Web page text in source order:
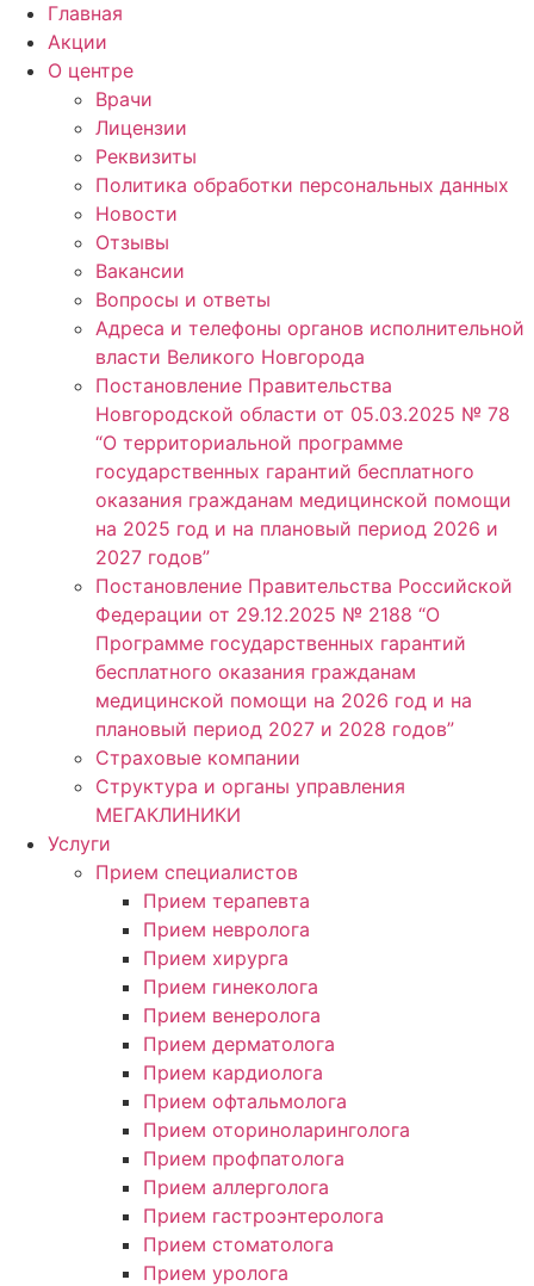
Главная
Акции
О центре
Врачи
Лицензии
Реквизиты
Политика обработки персональных данных
Новости
Отзывы
Вакансии
Вопросы и ответы
Адреса и телефоны органов исполнительной
власти Великого Новгорода
Постановление Правительства
Новгородской области от 05.03.2025 № 78
“О территориальной программе
государственных гарантий бесплатного
оказания гражданам медицинской помощи
на 2025 год и на плановый период 2026 и
2027 годов”
Постановление Правительства Российской
Федерации от 29.12.2025 № 2188 “О
Программе государственных гарантий
бесплатного оказания гражданам
медицинской помощи на 2026 год и на
плановый период 2027 и 2028 годов”
Страховые компании
Структура и органы управления
МЕГАКЛИНИКИ
Услуги
Прием специалистов
Прием терапевта
Прием невролога
Прием хирурга
Прием гинеколога
Прием венеролога
Прием дерматолога
Прием кардиолога
Прием офтальмолога
Прием оториноларинголога
Прием профпатолога
Прием аллерголога
Прием гастроэнтеролога
Прием стоматолога
Прием уролога